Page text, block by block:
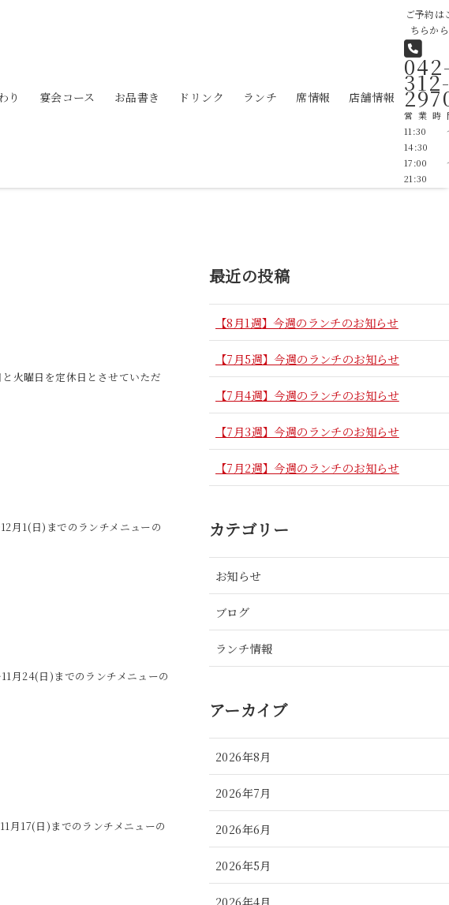
り 宴会コース お品書き ドリンク ランチ 席情報 店舗情報
ご予約は
ちらから
営業時
11:30
14:30
17:00
21:30
火曜日を定休日とさせていただ
月1(日)までのランチメニューの
月24(日)までのランチメニューの
月17(日)までのランチメニューの
最近の投稿
【8月1週】今週のランチのお知らせ
【7月5週】今週のランチのお知らせ
【7月4週】今週のランチのお知らせ
【7月3週】今週のランチのお知らせ
【7月2週】今週のランチのお知らせ
カテゴリー
お知らせ
ブログ
ランチ情報
アーカイブ
2026年8月
2026年7月
2026年6月
2026年5月
2026年4月